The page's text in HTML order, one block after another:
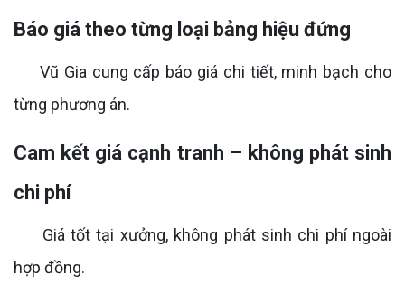
Báo giá theo từng loại bảng hiệu đứng
Vũ Gia cung cấp báo giá chi tiết, minh bạch cho
từng phương án.
Cam kết giá cạnh tranh – không phát sinh
chi phí
Giá tốt tại xưởng, không phát sinh chi phí ngoài
hợp đồng.